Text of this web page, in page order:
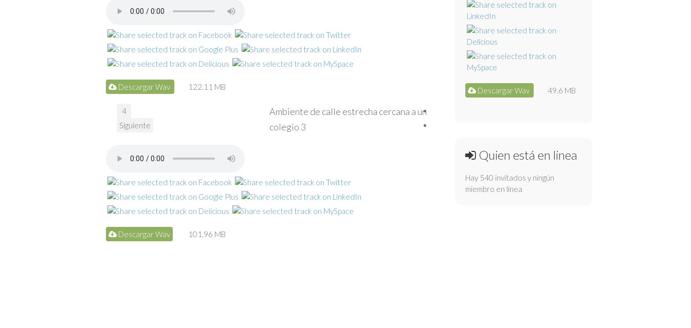
Descargar Wav 122.11 MB
Ambiente de calle estrecha cercana a un
colegio 3
Descargar Wav 101.96 MB
4
Siguiente
Descargar Wav 49.6 MB
Quien está en linea
Hay 540 invitados y ningún
miembro en línea